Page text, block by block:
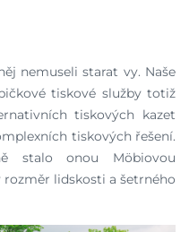
nemuseli starat vy. Naše
tiskové služby totiž
tiskových kazet
tiskových řešení.
stalo onou Möbiovou
lidskosti a šetrného